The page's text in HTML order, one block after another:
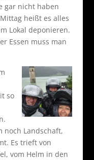
gar nicht haben
heißt es alles
Lokal deponieren.
Essen muss man
so
noch Landschaft,
Es trieft von
vom Helm in den